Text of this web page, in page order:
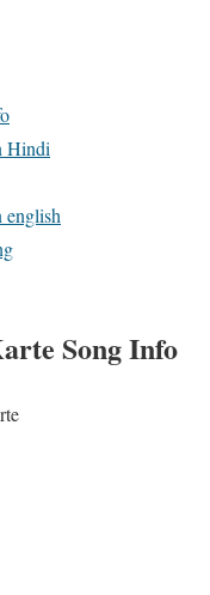
Hindi
Song Info